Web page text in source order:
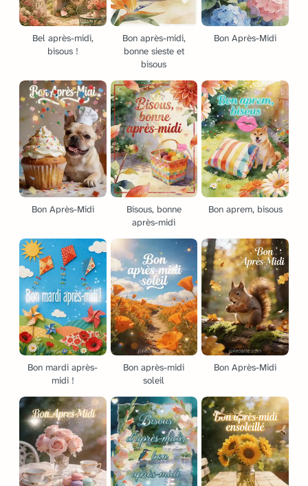
Bel après-midi,
bisous !
Bon après-midi,
bonne sieste et
bisous
Bon Après-Midi
Bon Après-Midi
Bisous, bonne
après-midi
Bon aprem, bisous
Bon mardi après-
midi !
Bon après-midi
soleil
Bon Après-Midi